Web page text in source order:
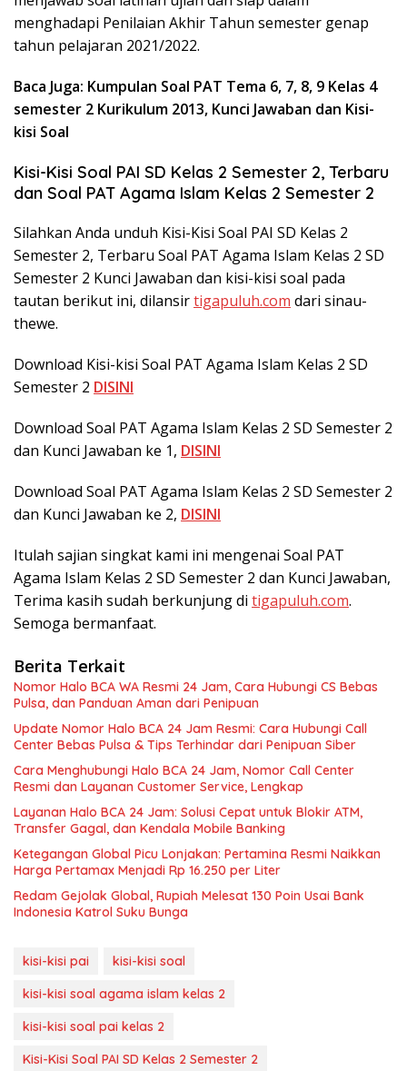
menghadapi Penilaian Akhir Tahun semester genap
tahun pelajaran 2021/2022.
Baca Juga: Kumpulan Soal PAT Tema 6, 7, 8, 9 Kelas 4
semester 2 Kurikulum 2013, Kunci Jawaban dan Kisi-
kisi Soal
Kisi-Kisi Soal PAI SD Kelas 2 Semester 2, Terbaru
dan Soal PAT Agama Islam Kelas 2 Semester 2
Silahkan Anda unduh Kisi-Kisi Soal PAI SD Kelas 2
Semester 2, Terbaru Soal PAT Agama Islam Kelas 2 SD
Semester 2 Kunci Jawaban dan kisi-kisi soal pada
tautan berikut ini, dilansirtigapuluh.com dari sinau-
thewe.
Download Kisi-kisi Soal PAT Agama Islam Kelas 2 SD
Semester 2 DISINI
Download Soal PAT Agama Islam Kelas 2 SD Semester 2
dan Kunci Jawaban ke 1, DISINI
Download Soal PAT Agama Islam Kelas 2 SD Semester 2
dan Kunci Jawaban ke 2, DISINI
Itulah sajian singkat kami ini mengenai Soal PAT
Agama Islam Kelas 2 SD Semester 2 dan Kunci Jawaban,
Terima kasih sudah berkunjung di tigapuluh.com.
Semoga bermanfaat.
Berita Terkait
Nomor Halo BCA WA Resmi 24 Jam, Cara Hubungi CS Bebas
Pulsa, dan Panduan Aman dari Penipuan
Update Nomor Halo BCA 24 Jam Resmi: Cara Hubungi Call
Center Bebas Pulsa & Tips Terhindar dari Penipuan Siber
Cara Menghubungi Halo BCA 24 Jam, Nomor Call Center
Resmi dan Layanan Customer Service, Lengkap
Layanan Halo BCA 24 Jam: Solusi Cepat untuk Blokir ATM,
Transfer Gagal, dan Kendala Mobile Banking
Ketegangan Global Picu Lonjakan: Pertamina Resmi Naikkan
Harga Pertamax Menjadi Rp 16.250 per Liter
Redam Gejolak Global, Rupiah Melesat 130 Poin Usai Bank
Indonesia Katrol Suku Bunga
kisi-kisi pai
kisi-kisi soal
kisi-kisi soal agama islam kelas 2
kisi-kisi soal pai kelas 2
Kisi-Kisi Soal PAI SD Kelas 2 Semester 2